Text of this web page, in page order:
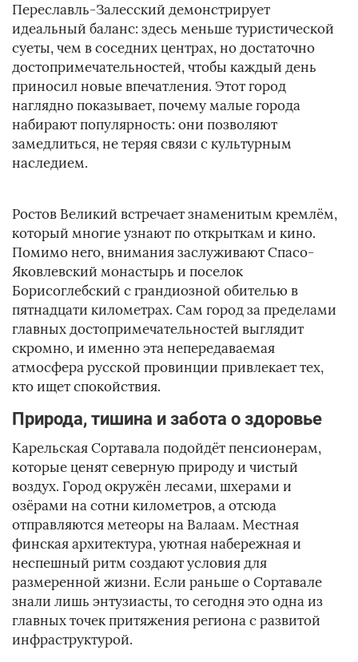
Переславль-Залесский демонстрирует
идеальный баланс: здесь меньше туристической
суеты, чем в соседних центрах, но достаточно
достопримечательностей, чтобы каждый день
приносил новые впечатления. Этот город
наглядно показывает, почему малые города
набирают популярность: они позволяют
замедлиться, не теряя связи с культурным
наследием.
Ростов Великий встречает знаменитым кремлём,
который многие узнают по открыткам и кино.
Помимо него, внимания заслуживают Спасо-
Яковлевский монастырь и поселок
Борисоглебский с грандиозной обителью в
пятнадцати километрах. Сам город за пределами
главных достопримечательностей выглядит
скромно, и именно эта непередаваемая
атмосфера русской провинции привлекает тех,
кто ищет спокойствия.
Природа, тишина и забота о здоровье
Карельская Сортавала подойдёт пенсионерам,
которые ценят северную природу и чистый
воздух. Город окружён лесами, шхерами и
озёрами на сотни километров, а отсюда
отправляются метеоры на Валаам. Местная
финская архитектура, уютная набережная и
неспешный ритм создают условия для
размеренной жизни. Если раньше о Сортавале
знали лишь энтузиасты, то сегодня это одна из
главных точек притяжения региона с развитой
инфраструктурой.